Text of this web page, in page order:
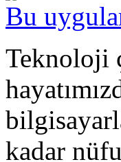
Bu
Teknoloji
kadar